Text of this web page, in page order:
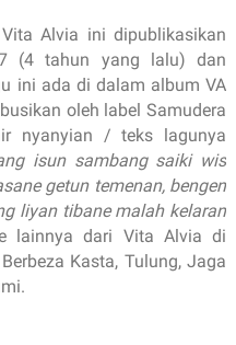
Alvia ini dipublikasikan
(4 tahun yang lalu) dan
ini ada di dalam album VA
oleh label Samudera
nyanyian / teks lagunya
isun sambang saiki wis
getun temenan, bengen
liyan tibane malah kelaran
lainnya dari Vita Alvia di
Kasta, Tulung, Jaga